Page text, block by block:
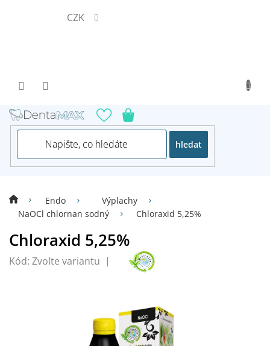
CZK
hledat
Endo
Výplachy
NaOCl chlornan sodný
Chloraxid 5,25%
Chloraxid 5,25%
Kód: Zvolte variantu